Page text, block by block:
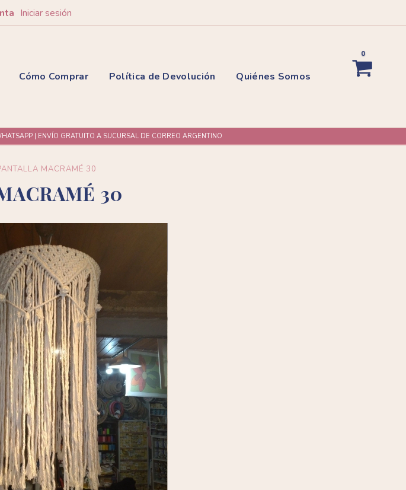
Iniciar sesión
Cómo Comprar Política de Devolución Quiénes Somos
0
| ENVÍO GRATUITO A SUCURSAL DE CORREO ARGENTINO
MACRAMÉ 30
30